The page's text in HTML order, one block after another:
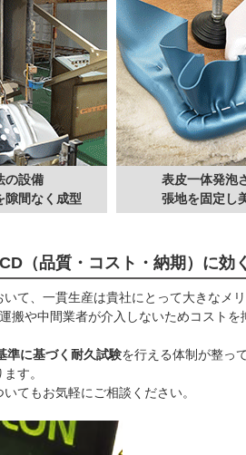
の設備
隙間なく成型
表皮一体発泡
張地を固定し
（品質・コスト・納期）に効
て、一貫生産は貴社にとって大きなメ
搬や中間業者が介入しないためコスト
準に基づく耐久試験を行える体制が整っ
す。
てもお気軽にご相談ください。